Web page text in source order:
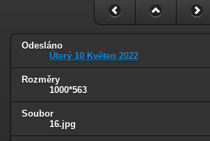
Odesláno
Úterý 10 Květen 2022
Rozměry
1000*563
Soubor
16.jpg